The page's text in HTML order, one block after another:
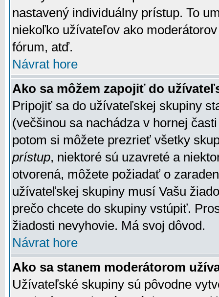
nastavený individuálny prístup. To
niekoľko užívateľov ako
fórum, atď.
Návrat hore
Ako sa môžem zapojiť do
Pripojiť sa do užívateľskej skupiny
(večšinou sa nachádza v hornej
potom si môžete prezrieť všetky
prístup, niektoré sú uzavreté a
otvorená, môžete požiadať o
užívateľskej skupiny musí Vašu
prečo chcete do skupiny vstúpiť.
žiadosti nevyhovie. Má svoj dôvod.
Návrat hore
Ako sa stanem moderátorom
Užívateľské skupiny sú pôvodne